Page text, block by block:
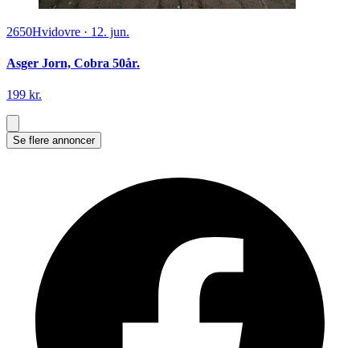
2650Hvidovre · 12. jun.
Asger Jorn, Cobra 50år.
199 kr.
Se flere annoncer